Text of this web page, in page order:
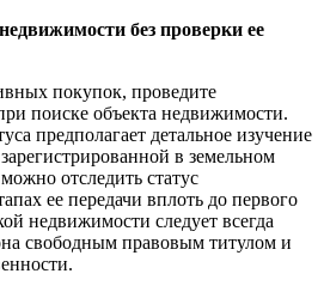
без проверки ее
покупок, проведите
поиске объекта недвижимости.
предполагает детальное изучение
в земельном
отследить статус
ее передачи вплоть до первого
недвижимости следует всегда
свободным правовым титулом и